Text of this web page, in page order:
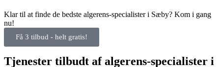
Klar til at finde de bedste algerens-specialister i Sæby? Kom i gang
nu!
Få 3 tilbud - helt gratis!
Tjenester tilbudt af algerens-specialister i